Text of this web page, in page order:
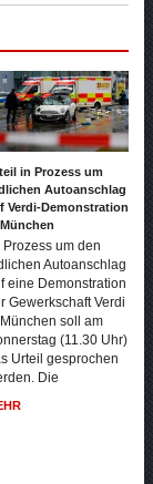
in Prozess um
Autoanschlag
Verdi-Demonstration
Prozess um den
Autoanschlag
eine Demonstration
Gewerkschaft Verdi
soll am
(11.30 Uhr)
Urteil gesprochen
Die